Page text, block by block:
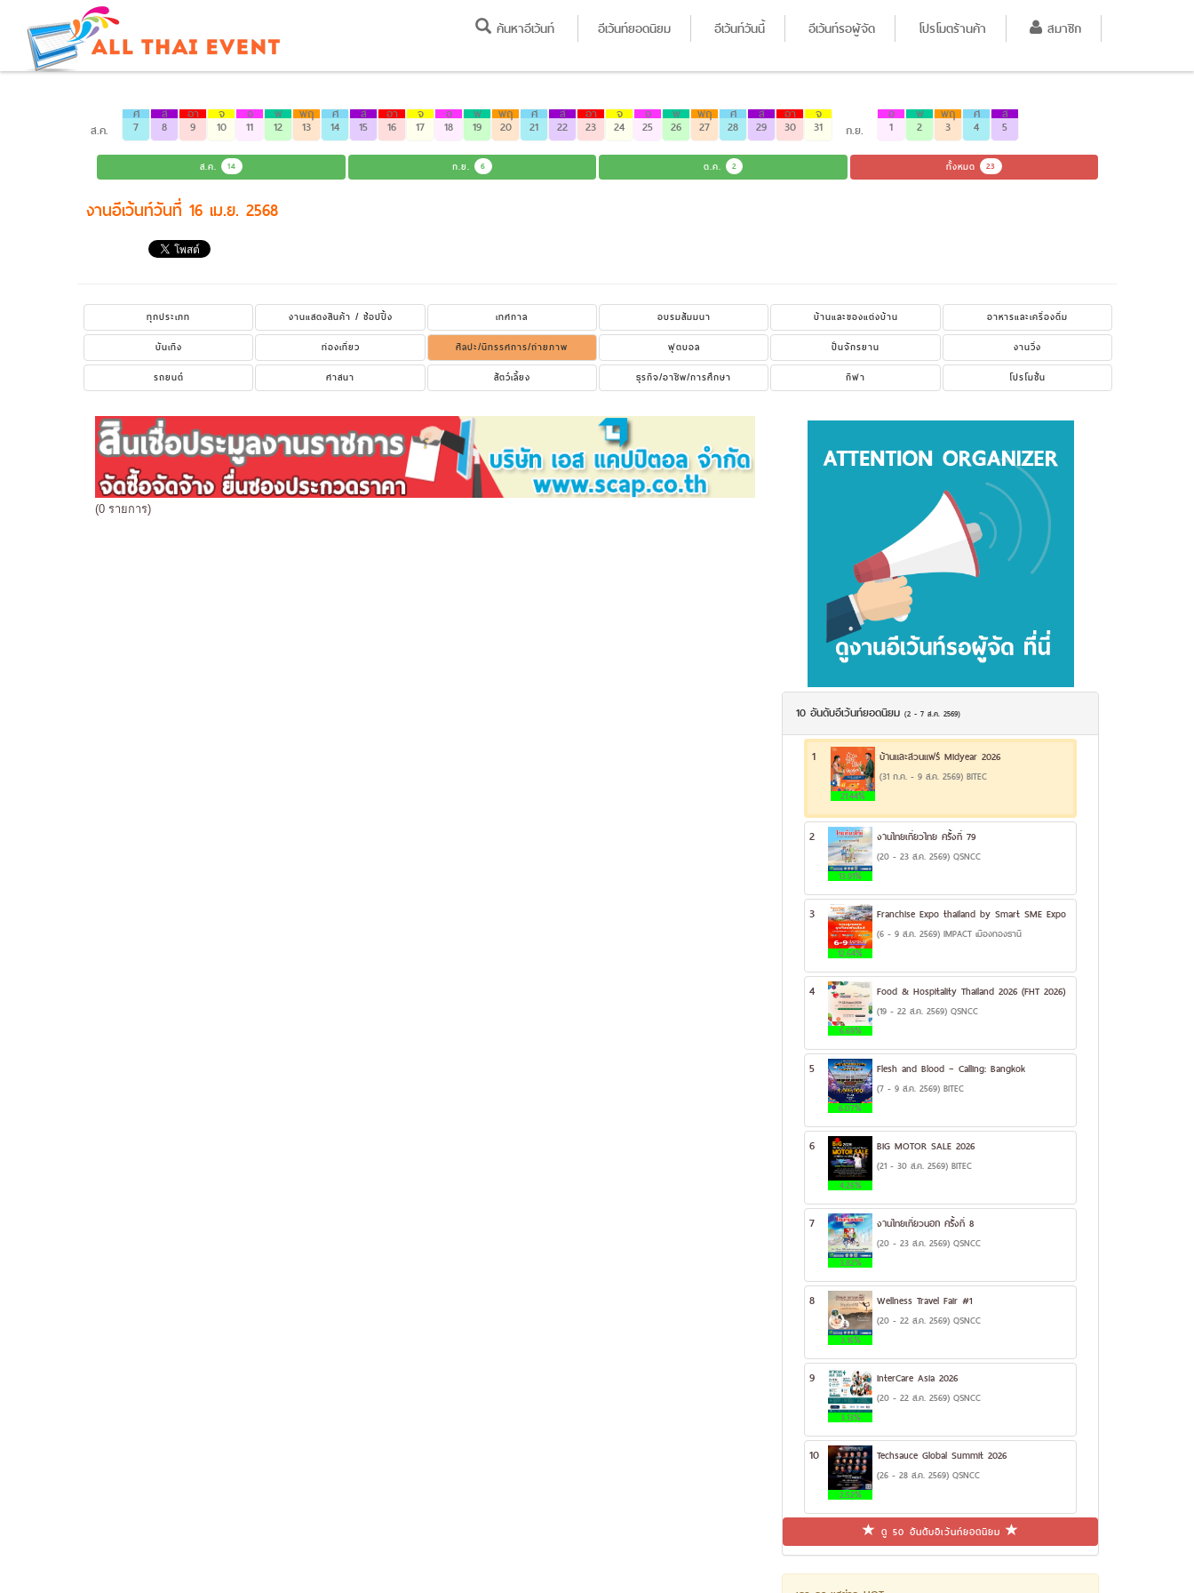
ค้นหาอีเว้นท์ อีเว้นท์ยอดนิยม อีเว้นท์วันนี้ อีเว้นท์รอผู้จัด โปรโมตร้านค้า สมาชิก
ส.ค.
ศ
7
ส
8
อา
9
จ
10
อ
11
พ
12
พฤ
13
ศ
14
ส
15
อา
16
จ
17
อ
18
พ
19
พฤ
20
ศ
21
ส
22
อา
23
จ
24
อ
25
พ
26
พฤ
27
ศ
28
ส
29
อา
30
จ
31 ก.ย.
อ
1
พ
2
พฤ
3
ศ
4
ส
5
ส.ค. 14 ก.ย. 6 ต.ค. 2 ทั้งหมด 23
งานอีเว้นท์วันที่ 16 เม.ย. 2568
ทุกประเภท งานแสดงสินค้า / ช้อปปิ้ง เทศกาล อบรมสัมมนา บ้านและของแต่งบ้าน
อาหารและเครื่องดื่ม
บันเทิง
ท่องเที่ยว ศิลปะ/นิทรรศการ/ถ่ายภาพ ฟุตบอล ปั่นจักรยาน
งานวิ่ง
รถยนต์
ศาสนา สัตว์เลี้ยง ธุรกิจ/อาชีพ/การศึกษา กีฬา โปรโมชั่น
(0 รายการ)
10 อันดับอีเว้นท์ยอดนิยม(2 - 7 ส.ค. 2569)
1
21.44%
บ้านและสวนแฟร์ Midyear 2026
(31 ก.ค. - 9 ส.ค. 2569) BITEC
2
13.91%
งานไทยเที่ยวไทย ครั้งที่ 79
(20 - 23 ส.ค. 2569) QSNCC
3
12.64%
Franchise Expo thailand by Smart SME Expo
(6 - 9 ส.ค. 2569) IMPACT เมืองทองธานี
4
6.69%
Food & Hospitality Thailand 2026 (FHT 2026)
(19 - 22 ส.ค. 2569) QSNCC
5
6.07%
Flesh and Blood – Calling: Bangkok
(7 - 9 ส.ค. 2569) BITEC
6
4.26%
BIG MOTOR SALE 2026
(21 - 30 ส.ค. 2569) BITEC
7
3.82%
งานไทยเที่ยวนอก ครั้งที่ 8
(20 - 23 ส.ค. 2569) QSNCC
8
3.16%
Wellness Travel Fair #1
(20 - 22 ส.ค. 2569) QSNCC
9
3.13%
InterCare Asia 2026
(20 - 22 ส.ค. 2569) QSNCC
10
2.52%
Techsauce Global Summit 2026
(26 - 28 ส.ค. 2569) QSNCC
ดู 50 อันดับอีเว้นท์ยอดนิยม